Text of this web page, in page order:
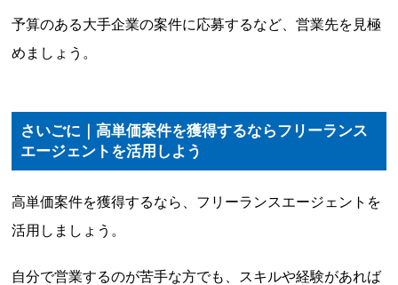
予算のある大手企業の案件に応募するなど、営業先を見極
めましょう。
さいごに｜高単価案件を獲得するならフリーランス
エージェントを活用しよう
高単価案件を獲得するなら、フリーランスエージェントを
活用しましょう。
自分で営業するのが苦手な方でも、スキルや経験があれば